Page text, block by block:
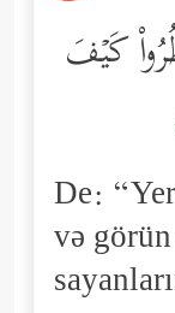
كَیۡفَ
De:
və